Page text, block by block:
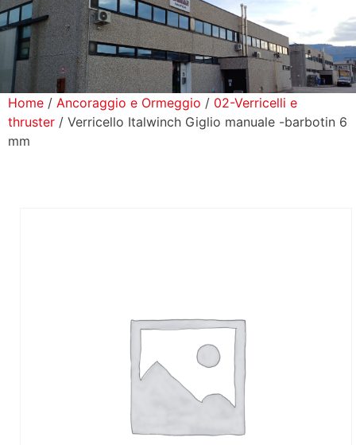
Prodotti
Home / Ancoraggio e Ormeggio / 02-Verricelli e
thruster / Verricello Italwinch Giglio manuale -barbotin 6
mm